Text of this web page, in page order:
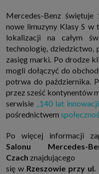
Mercedes-Benz
nowe limuzyny Klasy S w
lokalizacji na całym
technologię, dziedzictwo,
zasięg marki. Po drodze
mogli dołączyć do
potrwa do października.
przez sześć kontynentów
serwisie „140 lat
pośrednictwem
Po więcej informacji
Salonu
Czach znajdującego
się w Rzeszowie przy